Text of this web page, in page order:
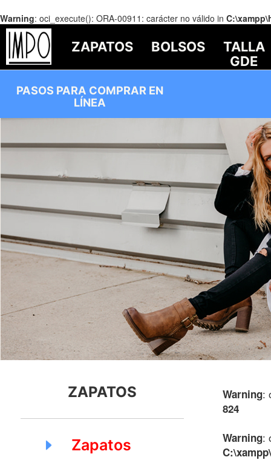
Warning: oci_execute(): ORA-00911: carácter no válido in
ZAPATOS BOLSOS
TALLA
GDE
PASOS PARA COMPRAR EN
LÍNEA
ZAPATOS
Zapatos
Warning:
824
Warning: